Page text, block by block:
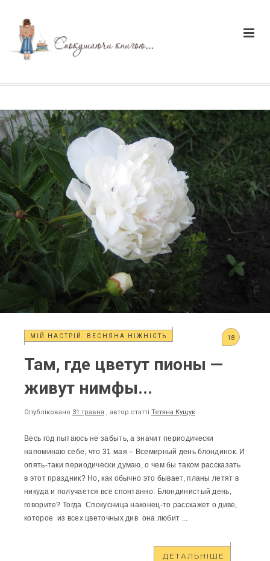
МІЙ НАСТРІЙ: ВЕСНЯНА НІЖНІСТЬ 18
Там, где цветут пионы —
живут нимфы...
Опубліковано 31 травня , автор статті Тетяна Кущук
Весь год пытаюсь не забыть, а значит периодически
напоминаю себе, что 31 мая – Всемирный день блондинок. И
опять-таки периодически думаю, о чем бы таком рассказать
в этот праздник? Но, как обычно это бывает, планы летят в
никуда и получается все спонтанно. Блондинистый день,
говорите? Тогда Спокусница наконец-то расскажет о диве,
которое из всех цветочных див она любит ...
ДЕТАЛЬНІШЕ